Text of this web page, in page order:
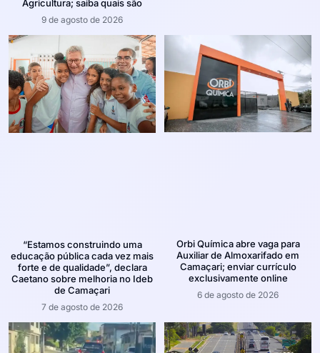
Agricultura; saiba quais são
9 de agosto de 2026
“Estamos construindo uma
educação pública cada vez mais
forte e de qualidade”, declara
Caetano sobre melhoria no Ideb
de Camaçari
7 de agosto de 2026
Orbi Química abre vaga para
Auxiliar de Almoxarifado em
Camaçari; enviar currículo
exclusivamente online
6 de agosto de 2026